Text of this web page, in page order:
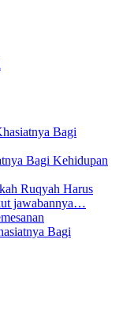
Bagi
Bagi Kehidupan
Ruqyah Harus
jawabannya…
Bagi